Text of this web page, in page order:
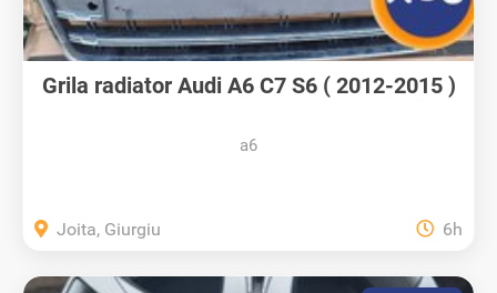
Grila radiator Audi A6 C7 S6 ( 2012-2015 )
a6
Joita, Giurgiu 6h